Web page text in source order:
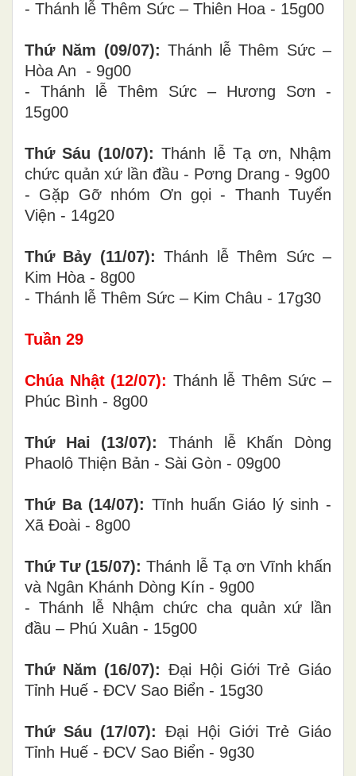
- Thánh lễ Thêm Sức – Thiên Hoa - 15g00
Thứ Năm (09/07): Thánh lễ Thêm Sức –
Hòa An - 9g00
- Thánh lễ Thêm Sức – Hương Sơn -
15g00
Thứ Sáu (10/07): Thánh lễ Tạ ơn, Nhậm
chức quản xứ lần đầu - Pơng Drang - 9g00
- Gặp Gỡ nhóm Ơn gọi - Thanh Tuyển
Viện - 14g20
Thứ Bảy (11/07): Thánh lễ Thêm Sức –
Kim Hòa - 8g00
- Thánh lễ Thêm Sức – Kim Châu - 17g30
Tuần 29
Chúa Nhật (12/07): Thánh lễ Thêm Sức –
Phúc Bình - 8g00
Thứ Hai (13/07):
Thánh lễ Khấn Dòng
Phaolô Thiện Bản - Sài Gòn - 09g00
Thứ Ba (14/07): Tĩnh huấn Giáo lý sinh -
Xã Đoài - 8g00
Thứ Tư (15/07): Thánh lễ Tạ ơn Vĩnh khấn
và Ngân Khánh Dòng Kín - 9g00
- Thánh lễ Nhậm chức cha quản xứ lần
đầu – Phú Xuân - 15g00
Thứ Năm (16/07): Đại Hội Giới Trẻ Giáo
Tỉnh Huế - ĐCV Sao Biển - 15g30
Thứ Sáu (17/07): Đại Hội Giới Trẻ Giáo
Tỉnh Huế - ĐCV Sao Biển - 9g30